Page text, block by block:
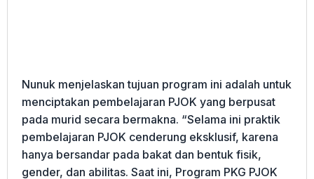
Nunuk menjelaskan tujuan program ini adalah untuk
menciptakan pembelajaran PJOK yang berpusat
pada murid secara bermakna. “Selama ini praktik
pembelajaran PJOK cenderung eksklusif, karena
hanya bersandar pada bakat dan bentuk fisik,
gender, dan abilitas. Saat ini, Program PKG PJOK